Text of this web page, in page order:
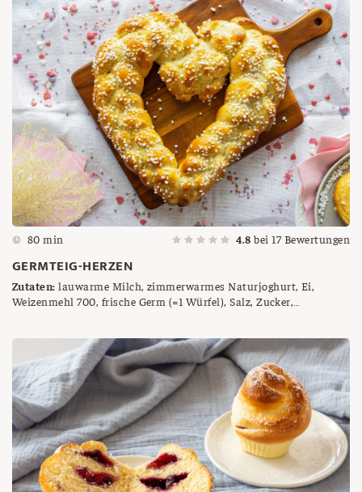
80 min 4.8 bei17Bewertungen
GERMTEIG-HERZEN
Zutaten: lauwarme Milch, zimmerwarmes Naturjoghurt, Ei,
Weizenmehl 700, frische Germ (=1 Würfel), Salz, Zucker,